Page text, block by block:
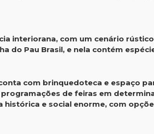
interiorana, com um cenário
do Pau Brasil, e nela contém
com brinquedoteca e espaço
de feiras em
histórica e social enorme, com